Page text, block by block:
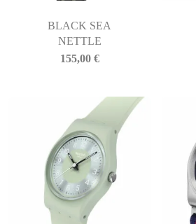
BLACK SEA
NETTLE
155,00 €